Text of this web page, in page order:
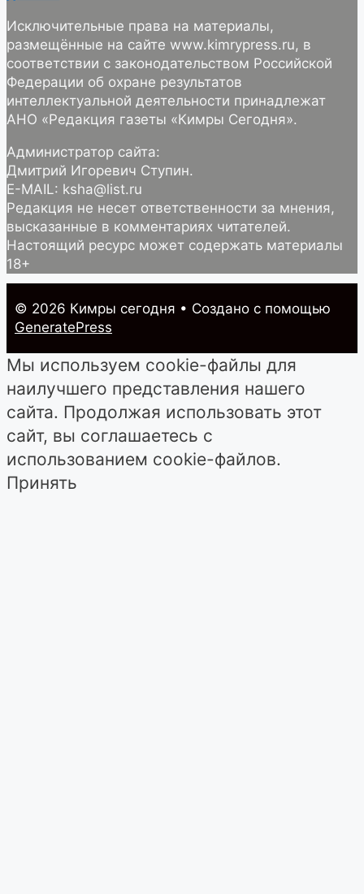
Исключительные права на материалы,
размещённые на сайте www.kimrypress.ru, в
соответствии с законодательством Российской
Федерации об охране результатов
интеллектуальной деятельности принадлежат
АНО «Редакция газеты «Кимры Сегодня».
Администратор сайта:
Дмитрий Игоревич Ступин.
E-MAIL: ksha@list.ru
Редакция не несет ответственности за мнения,
высказанные в комментариях читателей.
Настоящий ресурс может содержать материалы
18+
© 2026 Кимры cегодня • Создано с помощью
GeneratePress
Мы используем cookie-файлы для
наилучшего представления нашего
сайта. Продолжая использовать этот
сайт, вы соглашаетесь с
использованием cookie-файлов.
Принять